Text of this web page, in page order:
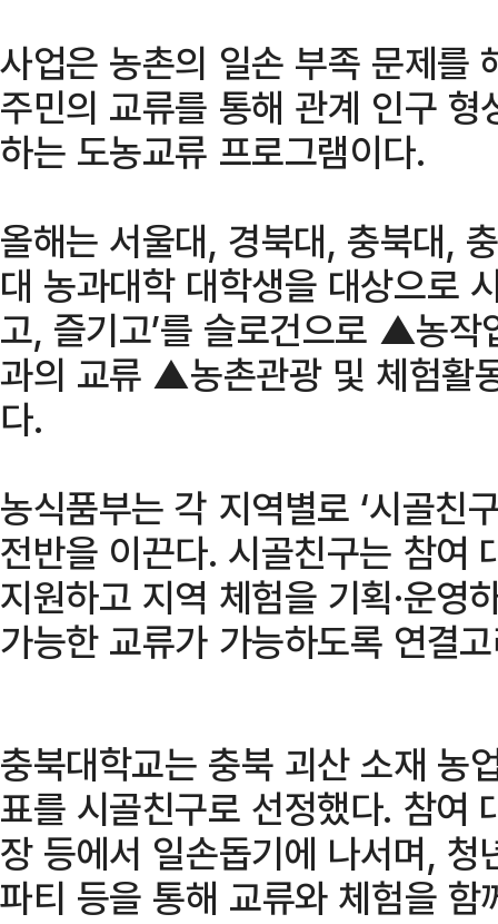
사업은 농촌의 일손 부족 문제를
주민의 교류를 통해 관계 인구
하는 도농교류 프로그램이다.
올해는 서울대, 경북대, 충북대,
대 농과대학 대학생을 대상으로
고, 즐기고’를 슬로건으로 ▲농
과의 교류 ▲농촌관광 및 체험활
다.
농식품부는 각 지역별로 ‘시골친
전반을 이끈다. 시골친구는 참여
지원하고 지역 체험을 기획·운영
가능한 교류가 가능하도록 연결
충북대학교는 충북 괴산 소재 농
표를 시골친구로 선정했다. 참여
장 등에서 일손돕기에 나서며,
파티 등을 통해 교류와 체험을 함